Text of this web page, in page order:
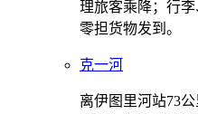
理旅客乘降；行李
零担货物发到。
克一河
离伊图里河站73